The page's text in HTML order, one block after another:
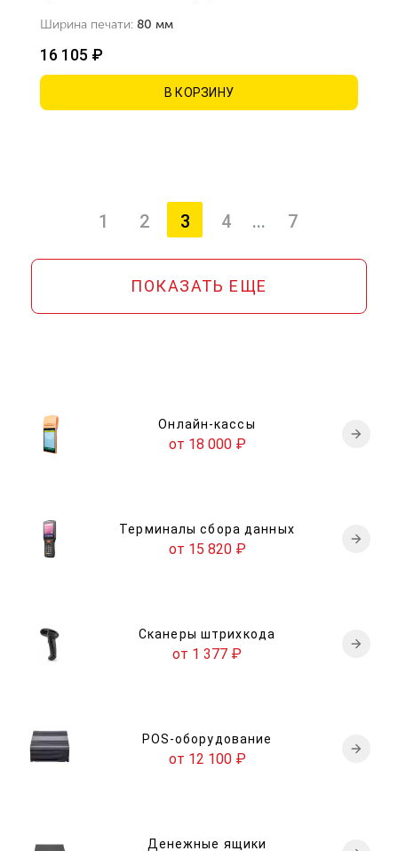
Ширина печати: 80 мм
16 105 ₽
В КОРЗИНУ
1 2 3 4 ... 7
ПОКАЗАТЬ ЕЩЕ
Онлайн-кассы
от 18 000 ₽
Терминалы сбора данных
от 15 820 ₽
Сканеры штрихкода
от 1 377 ₽
POS-оборудование
от 12 100 ₽
Денежные ящики